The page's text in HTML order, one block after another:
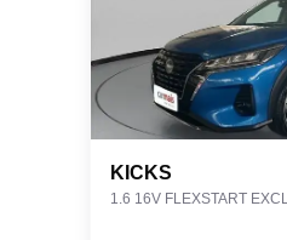
KICKS
1.6 16V FLEXSTART